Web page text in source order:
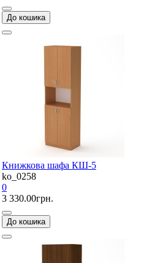
До кошика
Книжкова шафа КШ-5
ko_0258
0
3 330.00грн.
До кошика